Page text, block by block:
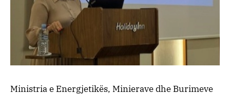
Ministria e Energjetikës, Minierave dhe Burimeve